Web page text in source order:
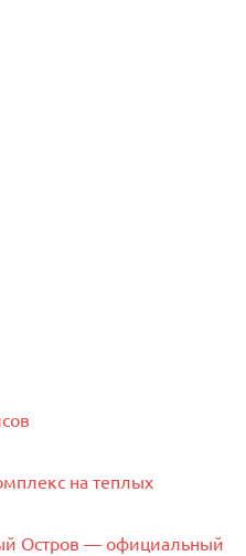
на теплых
Остров — официальный